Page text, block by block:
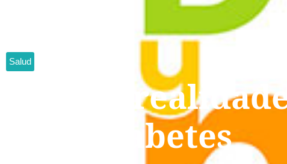
Salud
Mitos y
de la diabetes